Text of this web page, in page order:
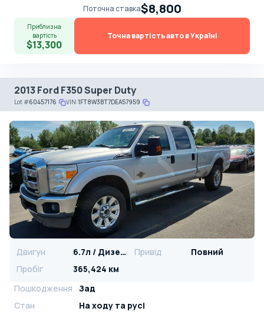
Поточна ставка$8,800
Приблизна
вартість
$13,300
Точна вартість авто в Україні
2013 Ford F350 Super Duty
Lot#60457176 VIN:1FT8W3BT7DEA57959
Двигун 6.7л / Дизель Привід
Повний
Пробіг
365,424 км
Пошкодження
Зад
Стан
На ​​ходу та русі